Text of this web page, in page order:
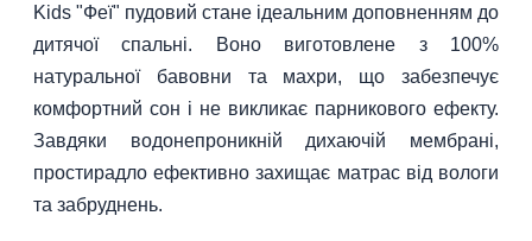
Kids "Феї" пудовий стане ідеальним доповненням до
дитячої спальні. Воно виготовлене з 100%
натуральної бавовни та махри, що забезпечує
комфортний сон і не викликає парникового ефекту.
Завдяки водонепроникній дихаючій мембрані,
простирадло ефективно захищає матрас від вологи
та забруднень.